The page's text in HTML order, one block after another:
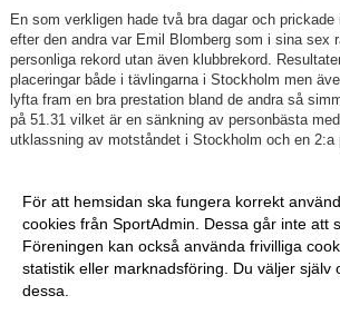
En som verkligen hade två bra dagar och
efter den andra var Emil Blomberg som i sina sex
personliga rekord utan även klubbrekord.
placeringar både i tävlingarna i Stockholm men
lyfta fram en bra prestation bland de andra så
på 51.31 vilket är en sänkning av personbästa
utklassning av motståndet i Stockholm och en 2:a
Noah.
Fler nyheter >>
För att hemsidan ska fungera korrekt
cookies från SportAdmin. Dessa går inte att
Föreningen kan också använda frivilliga
statistik eller marknadsföring. Du väljer själv
dessa.